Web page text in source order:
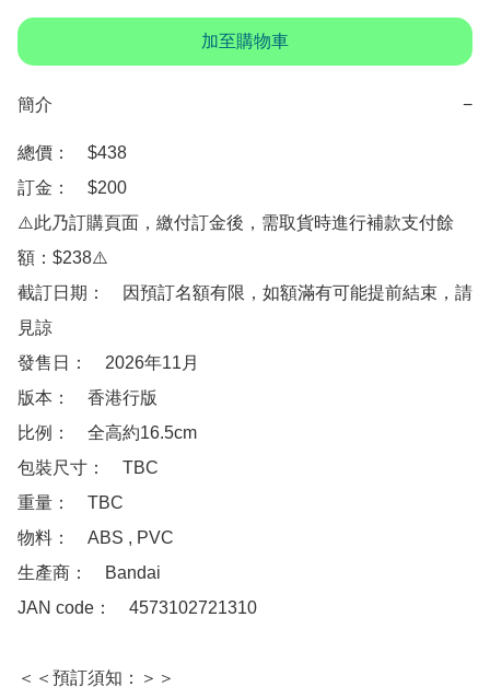
加至購物車
簡介 −
總價：　$438
訂金：　$200
⚠️此乃訂購頁面，繳付訂金後，需取貨時進行補款支付餘
額：$238⚠️
截訂日期：　因預訂名額有限，如額滿有可能提前結束，請
見諒
發售日：　2026年11月
版本：　香港行版
比例：　全高約16.5cm
包裝尺寸：　TBC
重量：　TBC
物料：　ABS , PVC
生產商：　Bandai
JAN code：　4573102721310
＜＜預訂須知：＞＞